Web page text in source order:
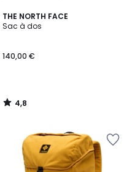
THE NORTH FACE
Sac à dos
140,00 €
4,8
/ 5
4,8
/